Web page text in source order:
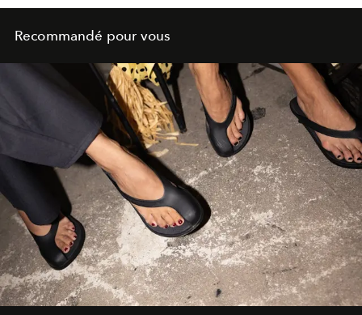
Recommandé pour vous